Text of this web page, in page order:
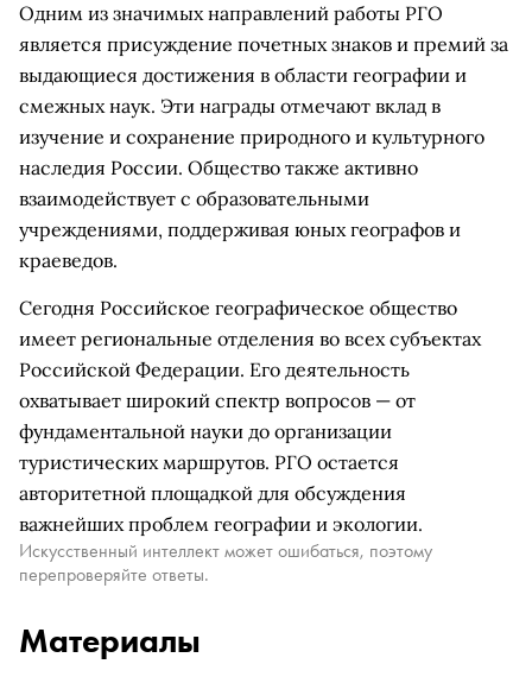
Одним из значимых направлений работы РГО
является присуждение почетных знаков и премий за
выдающиеся достижения в области географии и
смежных наук. Эти награды отмечают вклад в
изучение и сохранение природного и культурного
наследия России. Общество также активно
взаимодействует с образовательными
учреждениями, поддерживая юных географов и
краеведов.
Сегодня Российское географическое общество
имеет региональные отделения во всех субъектах
Российской Федерации. Его деятельность
охватывает широкий спектр вопросов — от
фундаментальной науки до организации
туристических маршрутов. РГО остается
авторитетной площадкой для обсуждения
важнейших проблем географии и экологии.
Искусственный интеллект может ошибаться, поэтому
перепроверяйте ответы.
Материалы